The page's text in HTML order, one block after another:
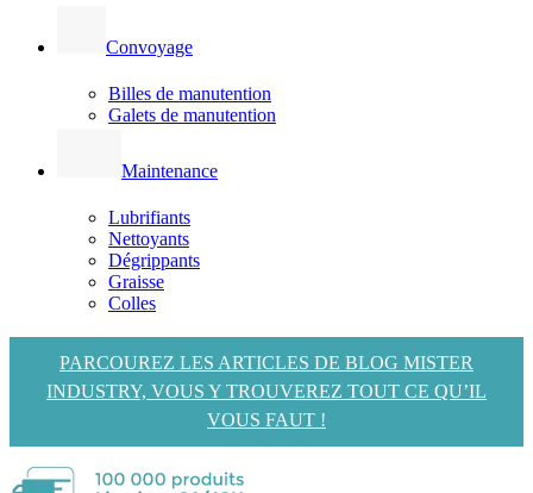
Convoyage
Billes de manutention
Galets de manutention
Maintenance
Lubrifiants
Nettoyants
Dégrippants
Graisse
Colles
PARCOUREZ LES ARTICLES DE BLOG MISTER
INDUSTRY, VOUS Y TROUVEREZ TOUT CE QU’IL
VOUS FAUT !